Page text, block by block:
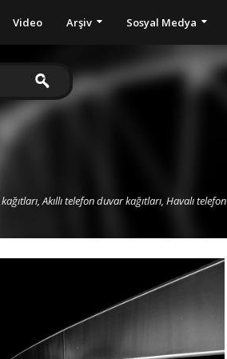
Video Arşiv Sosyal Medya
Akıllı telefon duvar kağıtları, Havalı telefon